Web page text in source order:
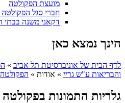
מועצת הפקולטה
חברי סגל
דקאני משנה בבתי
הינך נמצא כאן
לדף הבית של אוניברסיטת תל אביב »
והבריאות ע"ש גריי » אודות »
גלריות התמונות בפקולטה